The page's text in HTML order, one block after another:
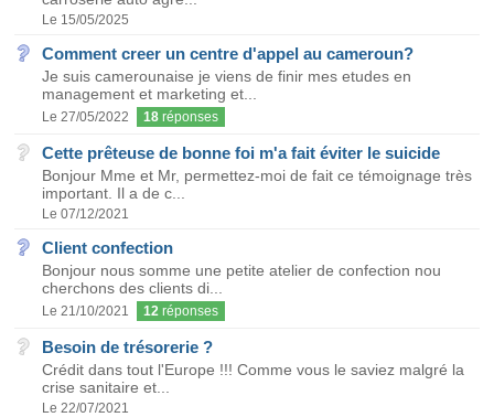
Le 15/05/2025
Comment creer un centre d'appel au cameroun?
Je suis camerounaise je viens de finir mes etudes en
management et marketing et...
Le 27/05/2022 18 réponses
Cette prêteuse de bonne foi m'a fait éviter le suicide
Bonjour Mme et Mr, permettez-moi de fait ce témoignage très
important. Il a de c...
Le 07/12/2021
Client confection
Bonjour nous somme une petite atelier de confection nou
cherchons des clients di...
Le 21/10/2021 12 réponses
Besoin de trésorerie ?
Crédit dans tout l'Europe !!! Comme vous le saviez malgré la
crise sanitaire et...
Le 22/07/2021